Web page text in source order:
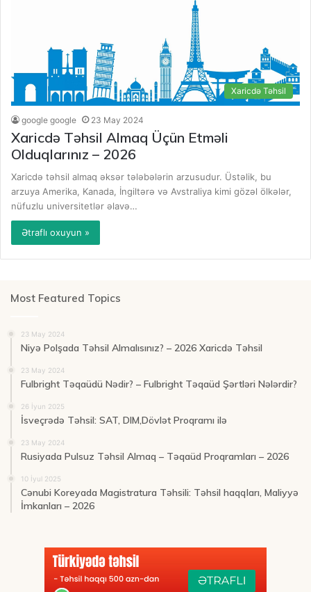
Xaricdə Təhsil
google google 23 May 2024
Xaricdə Təhsil Almaq Üçün Etməli
Olduqlarınız – 2026
Xaricdə təhsil almaq əksər tələbələrin arzusudur. Üstəlik, bu
arzuya Amerika, Kanada, İngiltərə və Avstraliya kimi gözəl ölkələr,
nüfuzlu universitetlər əlavə…
Ətraflı oxuyun »
Most Featured Topics
23 May 2024
Niyə Polşada Təhsil Almalısınız? – 2026 Xaricdə Təhsil
23 May 2024
Fulbright Təqaüdü Nədir? – Fulbright Təqaüd Şərtləri Nələrdir?
26 İyun 2025
İsveçrədə Təhsil: SAT, DIM,Dövlət Proqramı ilə
23 May 2024
Rusiyada Pulsuz Təhsil Almaq – Təqaüd Proqramları – 2026
10 İyul 2025
Cənubi Koreyada Magistratura Təhsili: Təhsil haqqları, Maliyyə
İmkanları – 2026